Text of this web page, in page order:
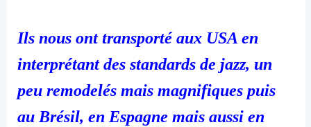
Ils nous ont transporté aux USA en
interprétant des standards de jazz, un
peu remodelés mais magnifiques puis
au Brésil, en Espagne mais aussi en